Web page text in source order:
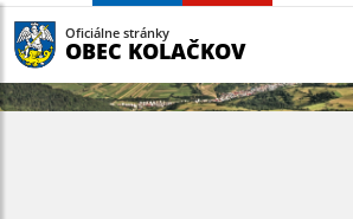
Oficiálne stránky
OBEC KOLAČKOV